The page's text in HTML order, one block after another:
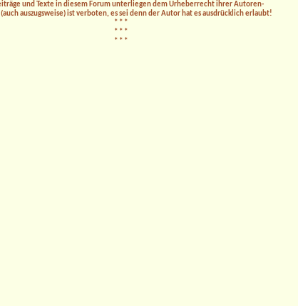
und Texte in diesem Forum unterliegen dem Urheberrecht ihrer Autoren-
auszugsweise) ist verboten, es sei denn der Autor hat es ausdrücklich erlaubt!
* * *
* * *
* * *